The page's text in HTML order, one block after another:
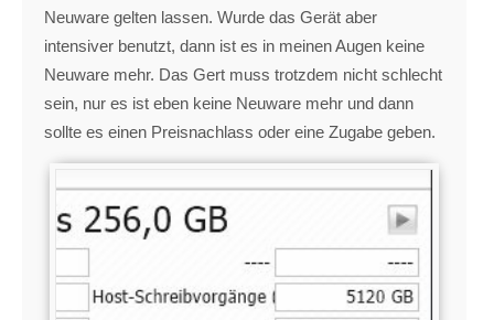
Neuware gelten lassen. Wurde das Gerät aber
intensiver benutzt, dann ist es in meinen Augen keine
Neuware mehr. Das Gert muss trotzdem nicht schlecht
sein, nur es ist eben keine Neuware mehr und dann
sollte es einen Preisnachlass oder eine Zugabe geben.